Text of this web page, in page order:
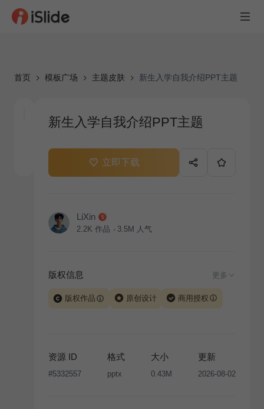
首页 模板广场 主题皮肤 新生入学自我介绍PPT主题
新生入学自我介绍PPT主题
立即下载
LiXin
2.2K 作品 3.5M 人气
版权信息 更多
版权作品 原创设计 商用授权
版权声明
条款，禁止任何形式的转让、出售或出租，未
经投权许可任何人不得擅自转载和分发，否则将接照我
资源 ID
#5332557
格式
pptx
大小
0.43M
更新
2026-08-02